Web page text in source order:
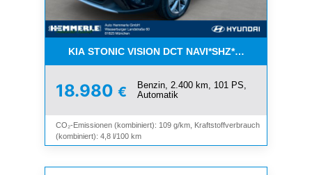
KIA STONIC VISION DCT
18.980 €
Benzin, 2.400 km, 101 PS,
Automatik
CO₂-Emissionen (kombiniert): 109 g/km, Kraftstoffverbrauch
(kombiniert): 4,8 l/100 km